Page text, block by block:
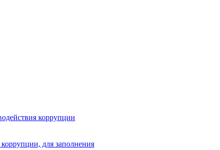
коррупции
для заполнения